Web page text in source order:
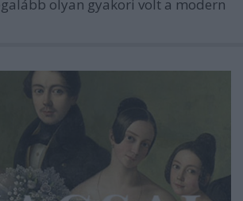
olyan gyakori volt a modern